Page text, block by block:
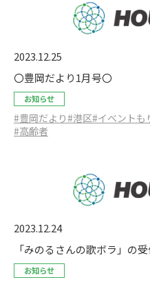
2023.12.25
〇豊岡だより1月号〇
お知らせ
#豊岡だより#港区#イベントも
#高齢者
2023.12.24
「みのるさんの歌ボラ」の
お知らせ